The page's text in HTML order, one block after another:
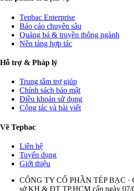
Tepbac Enterprise
Báo cáo chuyên sâu
Quảng bá & truyền thông ngành
Nền tảng hợp tác
Hỗ trợ & Pháp lý
Trung tâm trợ giúp
Chính sách bảo mật
Điều khoản sử dụng
Cộng tác và bài viết
Về Tepbac
Liên hệ
Tuyển dụng
Giới thiệu
CÔNG TY CỔ PHẦN TÉP BẠC ·
sở KH & ĐT TP.HCM cấp ngày 07/